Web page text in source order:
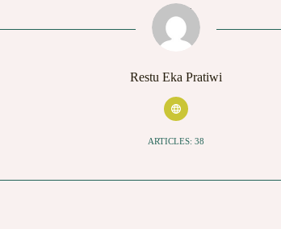
Restu Eka Pratiwi
ARTICLES: 38